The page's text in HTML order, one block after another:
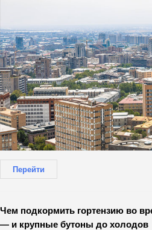
Перейти
Чем подкормить гортензию во
— и крупные бутоны до холодов